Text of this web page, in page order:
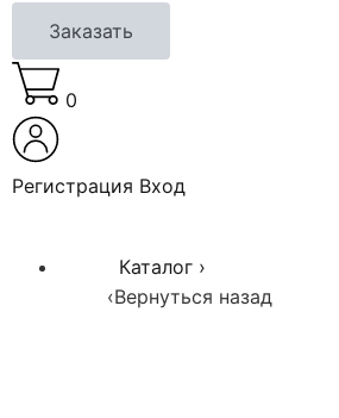
Заказать
0
Регистрация Вход
Каталог ›
‹Вернуться назад